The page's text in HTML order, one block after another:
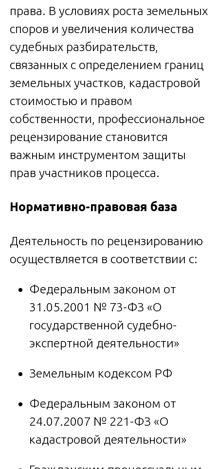
права. В условиях роста земельных
споров и увеличения количества
судебных разбирательств,
связанных с определением границ
земельных участков, кадастровой
стоимостью и правом
собственности, профессиональное
рецензирование становится
важным инструментом защиты
прав участников процесса.
Нормативно-правовая база
Деятельность по рецензированию
осуществляется в соответствии с:
Федеральным законом от
31.05.2001 № 73-ФЗ «О
государственной судебно-
экспертной деятельности»
Земельным кодексом РФ
Федеральным законом от
24.07.2007 № 221-ФЗ «О
кадастровой деятельности»